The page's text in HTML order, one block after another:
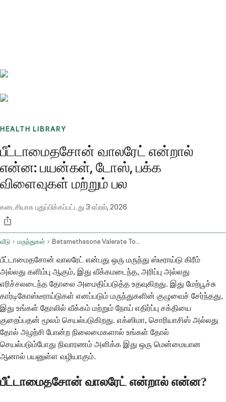
HEALTH LIBRARY
பீட்டாமைதசோன் வாலரேட் என்றால்
என்ன: பயன்கள், டோஸ், பக்க
விளைவுகள் மற்றும் பல
கடைசியாக புதுப்பிக்கப்பட்டது 3 ஏப்ரல், 2026
வீடு மருந்துகள் Betamethasone Valerate Topical Application Route
பீட்டாமைதசோன் வாலரேட் என்பது ஒரு மருந்து ஸ்டீராய்டு கிரீம்
அல்லது களிம்பு ஆகும், இது வீக்கமடைந்த, அரிப்பு அல்லது
எரிச்சலடைந்த தோலை அமைதிப்படுத்த உதவுகிறது. இது மேற்பூச்சு
கார்டிகோஸ்டீராய்டுகள் எனப்படும் மருந்துகளின் குழுவைச் சேர்ந்தது,
இது உங்கள் தோலில் வீக்கம் மற்றும் நோய் எதிர்ப்பு சக்தியை
குறைப்பதன் மூலம் செயல்படுகிறது. எக்ஸிமா, சொரியாசிஸ் அல்லது
தோல் அழற்சி போன்ற நிலைமைகளால் உங்கள் தோல்
செயல்படும்போது நிவாரணம் அளிக்க இது ஒரு மென்மையான
ஆனால் பயனுள்ள வழியாகும்.
பீட்டாமைதசோன் வாலரேட் என்றால் என்ன?